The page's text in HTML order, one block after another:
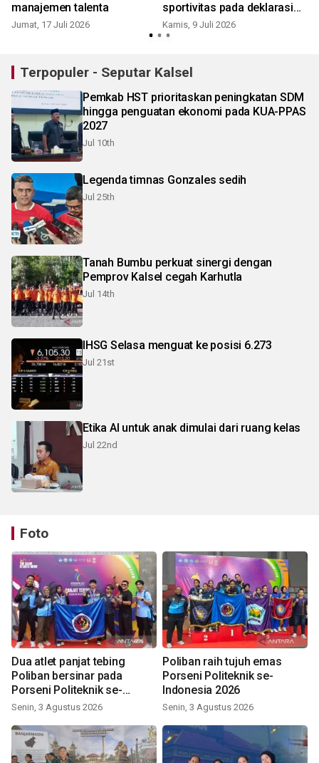
manajemen talenta
Jumat, 17 Juli 2026
sportivitas pada deklarasi
damai Pilkades
Kamis, 9 Juli 2026
Terpopuler - Seputar Kalsel
Pemkab HST prioritaskan peningkatan SDM
hingga penguatan ekonomi pada KUA-PPAS
2027
Jul 10th
Legenda timnas Gonzales sedih
Jul 25th
Tanah Bumbu perkuat sinergi dengan
Pemprov Kalsel cegah Karhutla
Jul 14th
IHSG Selasa menguat ke posisi 6.273
Jul 21st
Etika AI untuk anak dimulai dari ruang kelas
Jul 22nd
Foto
Dua atlet panjat tebing
Poliban bersinar pada
Porseni Politeknik se-
Indonesia 2026
Senin, 3 Agustus 2026
Poliban raih tujuh emas
Porseni Politeknik se-
Indonesia 2026
Senin, 3 Agustus 2026